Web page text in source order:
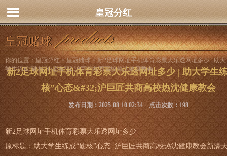
皇冠分红
皇冠赌球
你的位置：皇冠分红>皇冠赌球> 新2足球网址手机体育彩票大乐透网址多少 | 助大
学生练成“硬核”心态&#32;沪巨匠共商高校热沈健康教会
新2足球网址手机体育彩票大乐透网址多少 | 助大学生
核”心态&#32;沪巨匠共商高校热沈健康教会
发布日期：2025-08-10 02:34 点击次数：198
新2足球网址手机体育彩票大乐透网址多少
原标题：助大学生练成“硬核”心态 沪巨匠共商高校热沈健康教会新濠